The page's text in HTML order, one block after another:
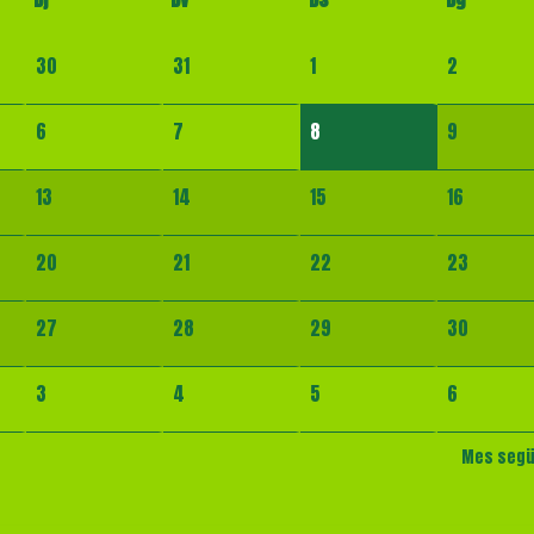
30 31 1 2
6 7 8 9
13 14 15 16
20 21 22 23
27 28 29 30
3 4 5 6
Mes